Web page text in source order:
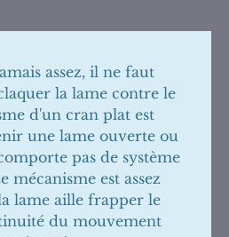
assez, il ne faut
la lame contre le
d'un cran plat est
une lame ouverte ou
pas de système
mécanisme est assez
lame aille frapper le
du mouvement